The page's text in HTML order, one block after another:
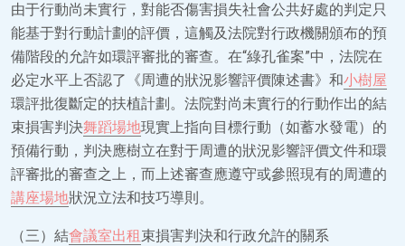
由于行動尚未實行，對能否傷害損失社會公共好處的判定只
能基于對行動計劃的評價，這觸及法院對行政機關頒布的預
備階段的允許如環評審批的審查。在“綠孔雀案”中，法院在
必定水平上否認了《周遭的狀況影響評價陳述書》和小樹屋
環評批復斷定的扶植計劃。法院對尚未實行的行動作出的結
束損害判決舞蹈場地現實上指向目標行動（如蓄水發電）的
預備行動，判決應樹立在對于周遭的狀況影響評價文件和環
評審批的審查之上，而上述審查應遵守或參照現有的周遭的
講座場地狀況立法和技巧導則。
（三）結會議室出租束損害判決和行政允許的關系